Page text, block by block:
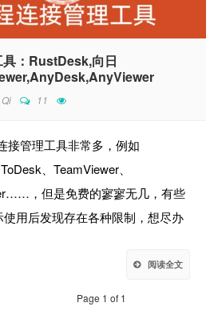
：RustDesk,向日
Qi 11
接管理工具非常多，例如
、TeamViewer、
，但是免费的寥寥无几，有些
使用后发现存在各种限制，想尽办
阅读全文
Page 1 of 1